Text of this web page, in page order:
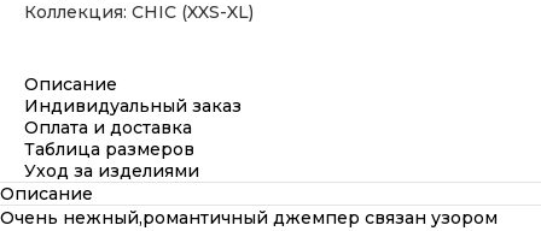
Коллекция: CHIC (XXS-XL)
Описание
Индивидуальный заказ
Оплата и доставка
Таблица размеров
Уход за изделиями
Описание
Очень нежный,романтичный джемпер связан узором